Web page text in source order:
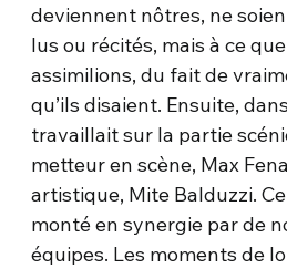
deviennent nôtres, ne
lus ou récités, mais à ce
assimilions, du fait de
qu’ils disaient. Ensuite,
travaillait sur la partie
metteur en scène, Max
artistique, Mite Balduzzi.
monté en synergie par de
équipes. Les moments de